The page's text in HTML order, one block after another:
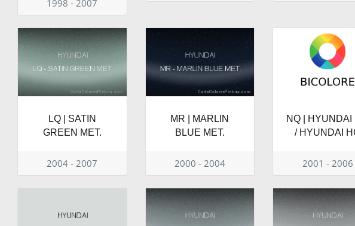
1998 - 2007
LQ | SATIN
GREEN MET.
2004 - 2007
MR | MARLIN
BLUE MET.
2000 - 2004
NQ | HYUNDAI
/ HYUNDAI
2001 - 2006